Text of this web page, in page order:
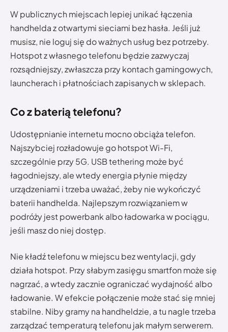
W publicznych miejscach lepiej unikać łączenia
handhelda z otwartymi sieciami bez hasła. Jeśli już
musisz, nie loguj się do ważnych usług bez potrzeby.
Hotspot z własnego telefonu będzie zazwyczaj
rozsądniejszy, zwłaszcza przy kontach gamingowych,
launcherach i płatnościach zapisanych w sklepach.
Co z baterią telefonu?
Udostępnianie internetu mocno obciąża telefon.
Najszybciej rozładowuje go hotspot Wi-Fi,
szczególnie przy 5G. USB tethering może być
łagodniejszy, ale wtedy energia płynie między
urządzeniami i trzeba uważać, żeby nie wykończyć
baterii handhelda. Najlepszym rozwiązaniem w
podróży jest powerbank albo ładowarka w pociągu,
jeśli masz do niej dostęp.
Nie kładź telefonu w miejscu bez wentylacji, gdy
działa hotspot. Przy słabym zasięgu smartfon może się
nagrzać, a wtedy zacznie ograniczać wydajność albo
ładowanie. W efekcie połączenie może stać się mniej
stabilne. Niby gramy na handheldzie, a tu nagle trzeba
zarządzać temperaturą telefonu jak małym serwerem.